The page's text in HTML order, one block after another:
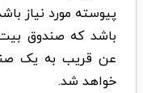
پیوسته مورد نیاز
باشد که صندوق
عن قریب به یک
خواهد شد.